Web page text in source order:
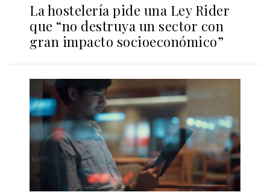
La hostelería pide una Ley Rider
que “no destruya un sector con
gran impacto socioeconómico”